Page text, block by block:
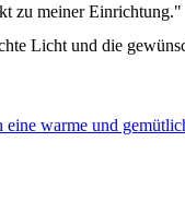
zu meiner Einrichtung."
Licht und die
warme und